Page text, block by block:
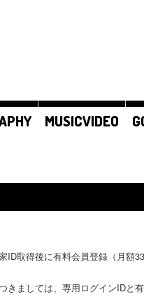
MUSICVIDEO
取得後に有料会員登録（月額
ましては、専用ログインIDと